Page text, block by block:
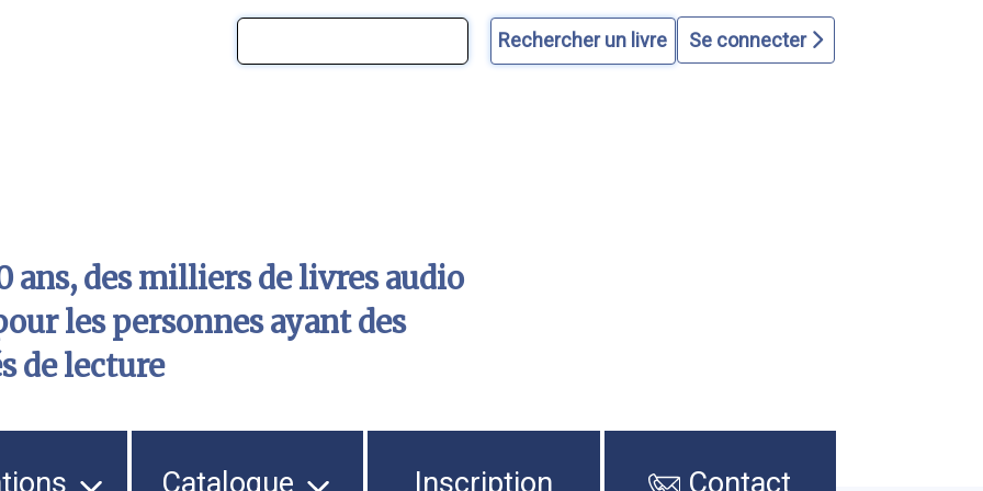
Se connecter
ans, des milliers de livres audio
les personnes ayant des
de lecture
Catalogue Inscription Contact